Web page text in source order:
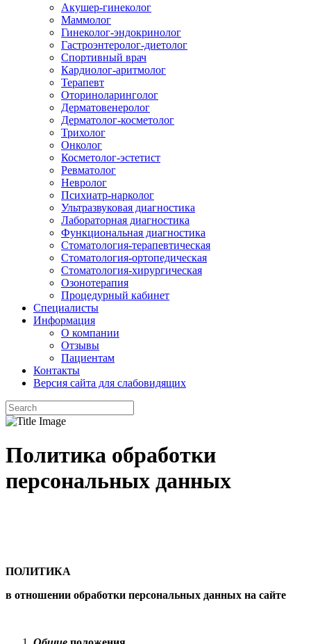
Акушер-гинеколог
Маммолог
Гинеколог-эндокринолог
Гастроэнтеролог-диетолог
Спортивный врач
Кардиолог-аритмолог
Терапевт
Оториноларинголог
Дерматовенеролог
Дерматолог-косметолог
Трихолог
Онколог
Косметолог-эстетист
Ревматолог
Невролог
Психиатр-нарколог
Ультразвуковая диагностика
Лабораторная диагностика
Функциональная диагностика
Стоматология-терапевтическая
Стоматология-ортопедическая
Стоматология-хирургическая
Озонотерапия
Процедурный кабинет
Специалисты
Информация
О компании
Отзывы
Пациентам
Контакты
Версия сайта для слабовидящих
Политика обработки
персональных данных
ПОЛИТИКА
в отношении обработки персональных данных на сайте